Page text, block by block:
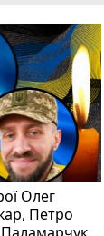
Олег
Петро